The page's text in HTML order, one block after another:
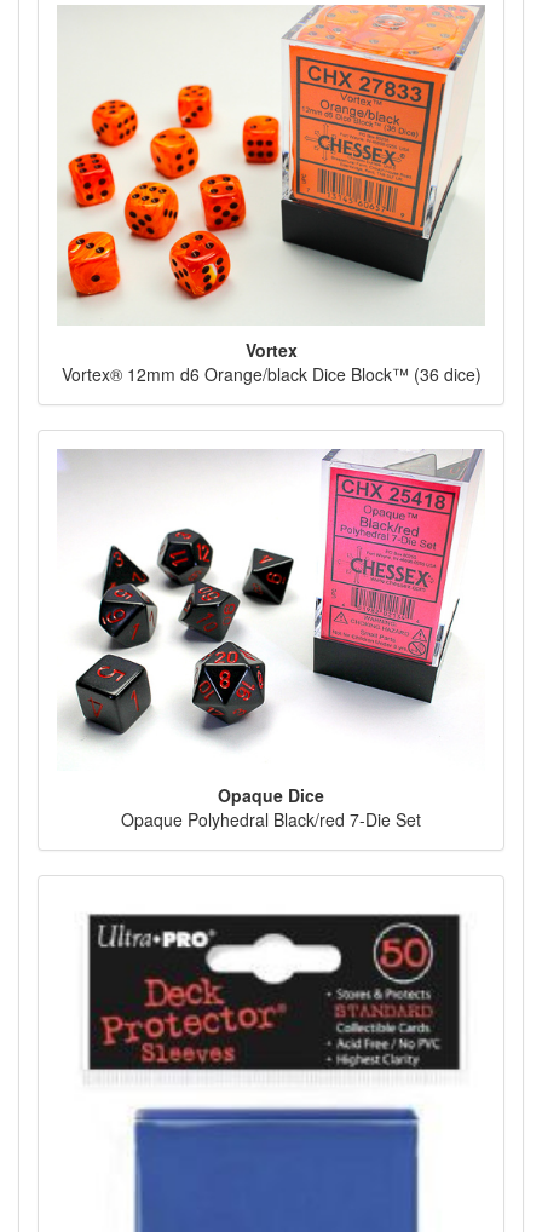
Vortex
Vortex® 12mm d6 Orange/black Dice Block™ (36 dice)
Opaque Dice
Opaque Polyhedral Black/red 7-Die Set